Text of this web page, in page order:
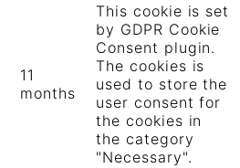
11
months
This cookie is set
by GDPR Cookie
Consent plugin.
The cookies is
used to store the
user consent for
the cookies in
the category
"Necessary".